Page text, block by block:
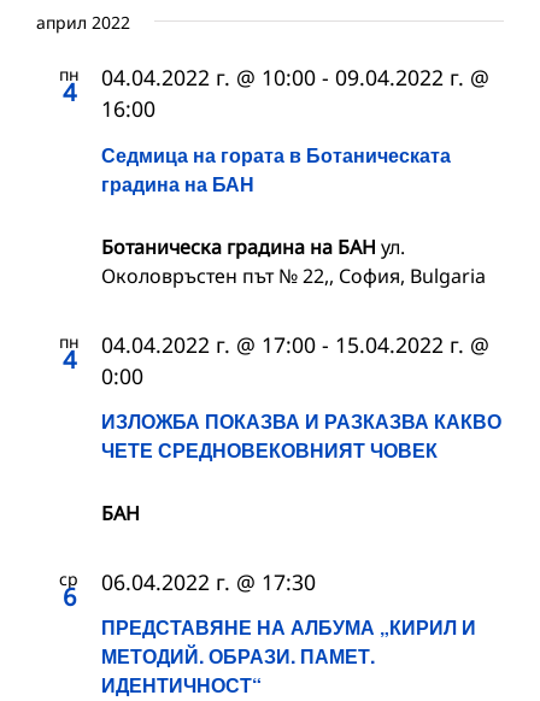
април 2022
пн
4
Седмица на гората в Ботаническата
градина на БАН
04.04.2022 г. @ 10:00 - 09.04.2022 г. @
16:00
Ботаническа градина на БАН ул.
Околовръстен път № 22,, София, Bulgaria
пн
4
ИЗЛОЖБА ПОКАЗВА И РАЗКАЗВА КАКВО
ЧЕТЕ СРЕДНОВЕКОВНИЯТ ЧОВЕК
04.04.2022 г. @ 17:00 - 15.04.2022 г. @
0:00
БАН
ср
6
ПРЕДСТАВЯНЕ НА АЛБУМА „КИРИЛ И
МЕТОДИЙ. ОБРАЗИ. ПАМЕТ.
ИДЕНТИЧНОСТ“
06.04.2022 г. @ 17:30